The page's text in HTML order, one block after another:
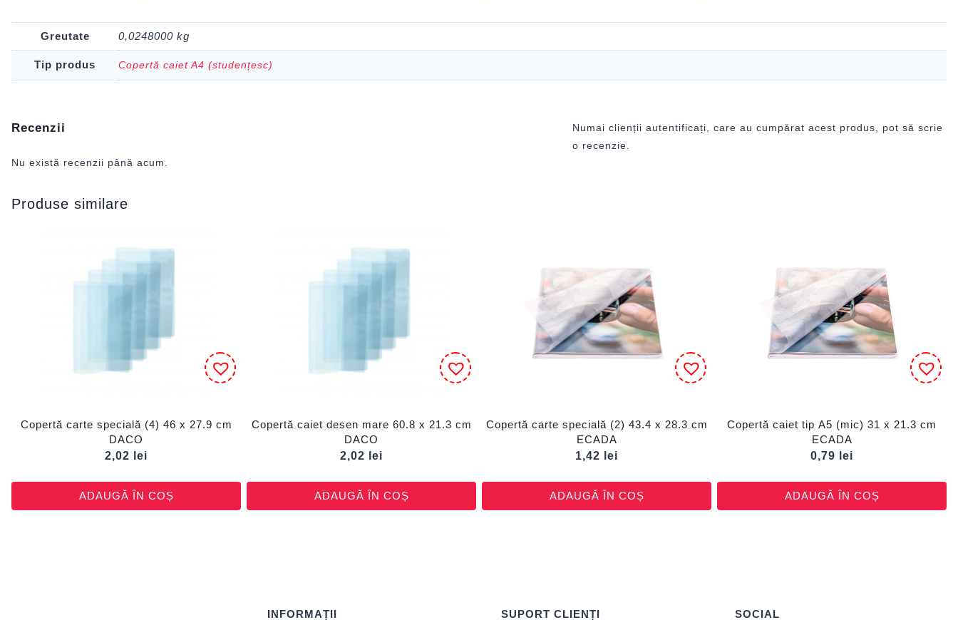
Greutate 0,0248000 kg
Tip produs Copertă caiet A4 (studențesc)
Recenzii
Nu există recenzii până acum.
Numai clienții autentificați, care au cumpărat acest produs, pot să scrie
o recenzie.
Produse similare
Copertă carte specială (4) 46 x 27.9 cm
DACO
2,02
lei
ADAUGĂ ÎN COȘ
Copertă caiet desen mare 60.8 x 21.3 cm
DACO
2,02
lei
ADAUGĂ ÎN COȘ
Copertă carte specială (2) 43.4 x 28.3 cm
ECADA
1,42
lei
ADAUGĂ ÎN COȘ
Copertă caiet tip A5 (mic) 31 x 21.3 cm
ECADA
0,79
lei
ADAUGĂ ÎN COȘ
INFORMAȚII SUPORT CLIENȚI SOCIAL